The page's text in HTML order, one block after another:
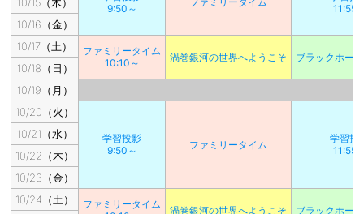
9:50～
11:55
10/16（金）
10/17（土）
ファミリータイム
10:10～
渦巻銀河の世界へようこそ ブラックホー
10/18（日）
10/19（月）
10/20（火）
学習投影
9:50～
ファミリータイム
学習投
11:55
10/21（水）
10/22（木）
10/23（金）
10/24（土）
ファミリータイム
渦巻銀河の世界へようこそ ブラックホー